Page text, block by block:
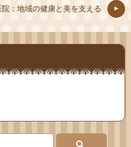
：地域の健康と美を支える